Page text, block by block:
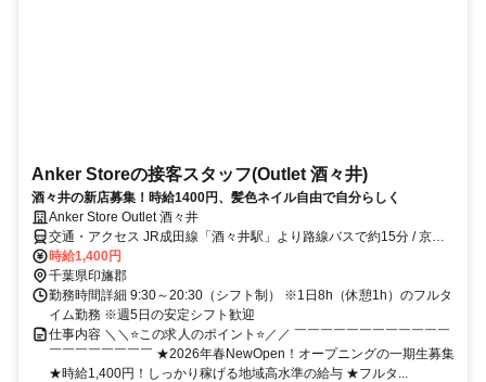
Anker Storeの接客スタッフ(Outlet 酒々井)
酒々井の新店募集！時給1400円、髪色ネイル自由で自分らしく
Anker Store Outlet 酒々井
交通・アクセス JR成田線「酒々井駅」より路線バスで約15分 / 京成
本線「京成酒々井駅」より路線バスで約20分 /JR「成田駅」より路線
バスで約25分
時給1,400円
千葉県印旛郡
勤務時間詳細 9:30～20:30（シフト制） ※1日8h（休憩1h）のフルタ
イム勤務 ※週5日の安定シフト歓迎
仕事内容 ＼＼⭐この求人のポイント⭐／／ ￣￣￣￣￣￣￣￣￣￣￣￣
￣￣￣￣￣￣￣￣ ★2026年春NewOpen！オープニングの一期生募集
★時給1,400円！しっかり稼げる地域高水準の給与 ★フルタ...